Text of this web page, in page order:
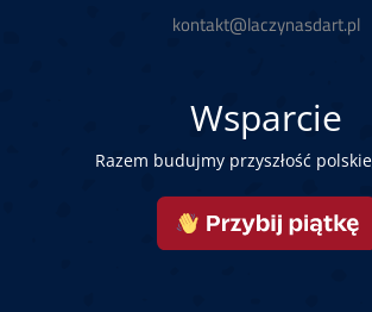
kontakt@laczynasdart.pl
Wsparcie
Razem budujmy przyszłość